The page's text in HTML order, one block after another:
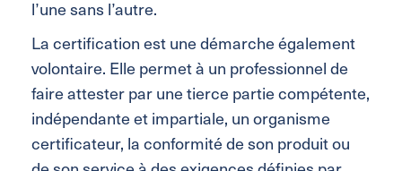
l’une sans l’autre.
La certification est une démarche également
volontaire. Elle permet à un professionnel de
faire attester par une tierce partie compétente,
indépendante et impartiale, un organisme
certificateur, la conformité de son produit ou